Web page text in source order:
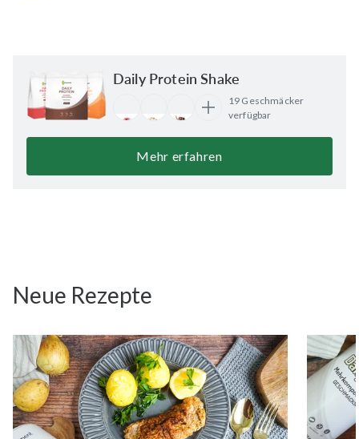
Daily Protein Shake
19 Geschmäcker
verfügbar
Mehr erfahren
Neue Rezepte